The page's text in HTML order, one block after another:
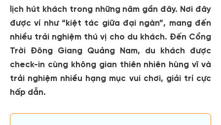
lịch hút khách trong những năm gần đây. Nơi đây
được ví như “kiệt tác giữa đại ngàn”, mang đến
nhiều trải nghiệm thú vị cho du khách. Đến Cổng
Trời Đông Giang Quảng Nam, du khách được
check-in cùng không gian thiên nhiên hùng vĩ và
trải nghiệm nhiều hạng mục vui chơi, giải trí cực
hấp dẫn.